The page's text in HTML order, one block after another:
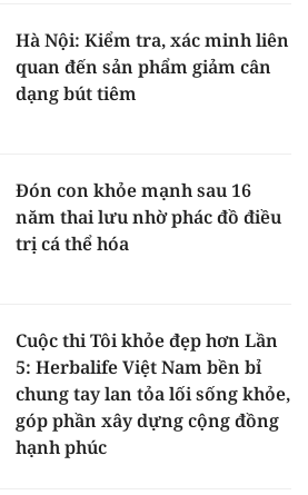
Hà Nội: Kiểm tra, xác minh liên
quan đến sản phẩm giảm cân
dạng bút tiêm
Đón con khỏe mạnh sau 16
năm thai lưu nhờ phác đồ điều
trị cá thể hóa
Cuộc thi Tôi khỏe đẹp hơn Lần
5: Herbalife Việt Nam bền bỉ
chung tay lan tỏa lối sống khỏe,
góp phần xây dựng cộng đồng
hạnh phúc